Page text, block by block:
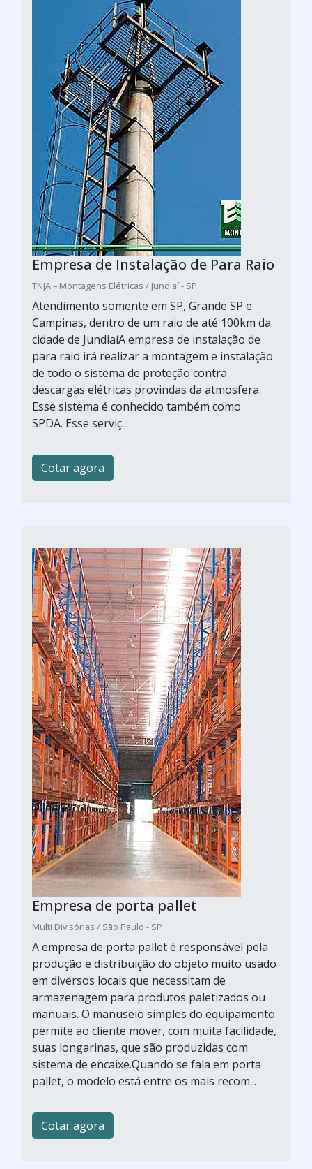
Empresa de Instalação de Para Raio
TNJA – Montagens Elétricas / Jundiaí - SP
Atendimento somente em SP, Grande SP e
Campinas, dentro de um raio de até 100km da
cidade de JundiaíA empresa de instalação de
para raio irá realizar a montagem e instalação
de todo o sistema de proteção contra
descargas elétricas provindas da atmosfera.
Esse sistema é conhecido também como
SPDA. Esse serviç...
Cotar agora
Empresa de porta pallet
Multi Divisórias / São Paulo - SP
A empresa de porta pallet é responsável pela
produção e distribuição do objeto muito usado
em diversos locais que necessitam de
armazenagem para produtos paletizados ou
manuais. O manuseio simples do equipamento
permite ao cliente mover, com muita facilidade,
suas longarinas, que são produzidas com
sistema de encaixe.Quando se fala em porta
pallet, o modelo está entre os mais recom...
Cotar agora